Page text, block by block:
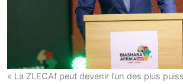
« La ZLECAf peut devenir l’un des plus